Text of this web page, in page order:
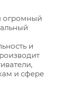
огромный
и
и сфере